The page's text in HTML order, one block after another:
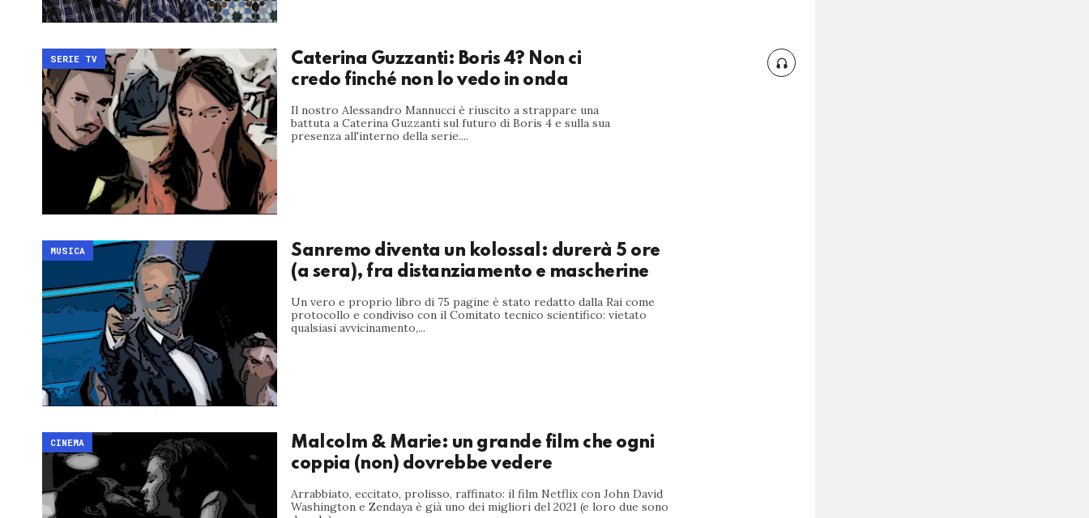
Caterina Guzzanti: Boris 4? Non ci
credo finché non lo vedo in onda
Il nostro Alessandro Mannucci è riuscito a strappare una
battuta a Caterina Guzzanti sul futuro di Boris 4 e sulla sua
presenza all'interno della serie....
SERIE TV
Sanremo diventa un kolossal: durerà 5 ore
(a sera), fra distanziamento e mascherine
Un vero e proprio libro di 75 pagine è stato redatto dalla Rai come
protocollo e condiviso con il Comitato tecnico scientifico: vietato
qualsiasi avvicinamento,...
MUSICA
Malcolm & Marie: un grande film che ogni
coppia (non) dovrebbe vedere
Arrabbiato, eccitato, prolisso, raffinato: il film Netflix con John David
Washington e Zendaya è già uno dei migliori del 2021 (e loro due sono
CINEMA